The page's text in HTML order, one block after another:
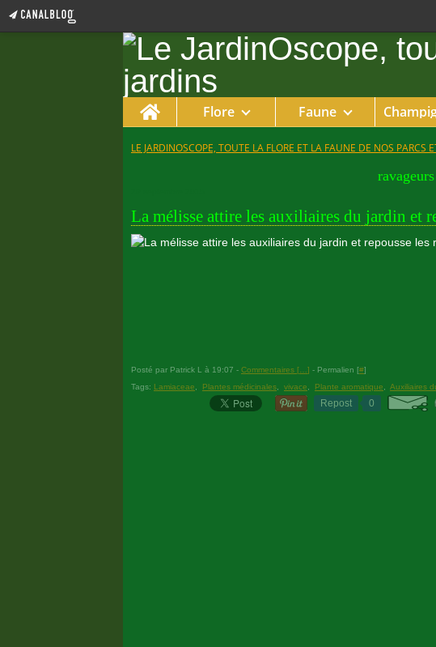
Home Flore Faune
LE JARDINOSCOPE, TOUTE LA FLORE ET LA FAUNE DE NOS PARCS
ravageurs
La mélisse attire les auxiliaires du jardin et
Posté par Patrick L à 19:07 - Commentaires [ ] - Permalien [#]
Tags: Lamiaceae Plantes médicinales vivace Plante aromatique Auxiliaires
Repost 0